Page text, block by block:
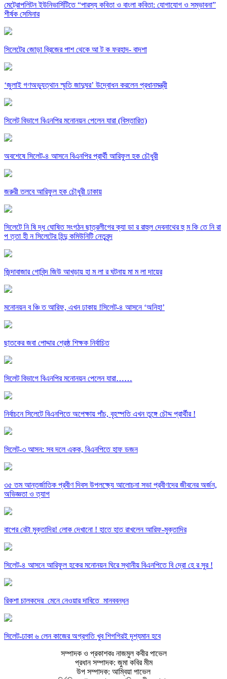
মেট্রোপলিটন ইউনিভার্সিটিতে “পারস্য কবিতা ও বাংলা কবিতা: যোগাযোগ ও সম্ভাবনা”
শীর্ষক সেমিনার
সিলেটের জোড়া ব্রিজের পাশ থেকে আ ট ক ফরহাদ- বাদশা
‘জুলাই গণঅভ্যুত্থান স্মৃতি জাদুঘর’ উদ্বোধন করলেন প্রধানমন্ত্রী
সিলেট বিভাগে বিএনপির মনোনয়ন পেলেন যারা (বিস্তারিত)
অবশেষে সিলেট-৪ আসনে বিএনপির প্রার্থী আরিফুল হক চৌধুরী
জরুরী তলবে আরিফুল হক চৌধুরী ঢাকায়
সিলেটে নি ষি দ্ধ ঘোষিত সংগঠন ছাত্রলীগের ক্যা ডা র রাহুল দেবনাথের হু ম কি তে নি রা
প ত্তা হী ন সিলেটের হিন্দু কমিউনিটি নেতৃবৃন্দ
জিন্দাবাজার গোবিন্দ জিউ আখড়ায় হা ম লা র ঘটনায় মা ম লা দায়ের
মনোনয়ন ব ঞ্চি ত আরিফ, এখন ঢাকায় !সিলেট-৪ আসনে ‘অনিহা’
ছাতকের জবা পোদ্দার শ্রেষ্ঠ শিক্ষক নির্বাচিত
সিলেট বিভাগে বিএনপির মনোনয়ন পেলেন যারা……
নির্বাচনে সিলেটে বিএনপিতে অপেক্ষায় পাঁচ, বৃহস্পতি এখন তুঙ্গে চৌদ্দ প্রার্থীর !
সিলেট-৩ আসন: সব দলে একক, বিএনপিতে হাফ ডজন
৩৫ তম আন্তর্জাতিক প্রবীণ দিবস উপলক্ষ্যে আলোচনা সভা প্রবীণদের জীবনের অর্জন,
অভিজ্ঞতা ও ত্যাগ
বাপের বেটা মুক্তাদির! লোক দেখানো ! হাতে হাত রাখলেন আরিফ-মুক্তাদির
সিলেট-৪ আসনে আরিফুল হকের মনোনয়ন ঘিরে স্থানীয় বিএনপিতে বি দ্রো হে র সুর !
রিকশা চালকদের মেনে নেওয়ার দাবিতে মানববন্ধন
সিলেট-ঢাকা ৬ লেন কাজের অগ্রগতি খুব শিগগিরই দৃশ্যমান হবে
সম্পাদক ও প্রকাশকঃ নাজমুল কবীর পাভেল
প্রধান সম্পাদক: জুমা কবির মীম
উপ সম্পাদক: আম্বিয়া পাভেল